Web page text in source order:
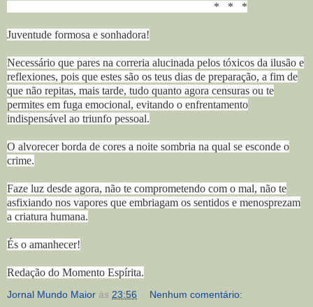
* * *
Juventude formosa e sonhadora!
Necessário que pares na correria alucinada pelos tóxicos da ilusão e
reflexiones, pois que estes são os teus dias de preparação, a fim de
que não repitas, mais tarde, tudo quanto agora censuras ou te
permites em fuga emocional, evitando o enfrentamento
indispensável ao triunfo pessoal.
O alvorecer borda de cores a noite sombria na qual se esconde o
crime.
Faze luz desde agora, não te comprometendo com o mal, não te
asfixiando nos vapores que embriagam os sentidos e menosprezam
a criatura humana.
És o amanhecer!
Redação do Momento Espírita.
Jornal Mundo Maior às 23:56 Nenhum comentário: